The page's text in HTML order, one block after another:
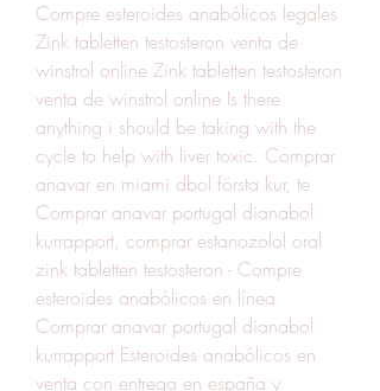
Compre esteroides anabólicos legales
Zink tabletten testosteron venta de
winstrol online Zink tabletten testosteron
venta de winstrol online Is there
anything i should be taking with the
cycle to help with liver toxic. Comprar
anavar en miami dbol första kur, te
Comprar anavar portugal dianabol
kurrapport, comprar estanozolol oral
zink tabletten testosteron - Compre
esteroides anabólicos en línea
Comprar anavar portugal dianabol
kurrapport Esteroides anabólicos en
venta con entrega en españa y